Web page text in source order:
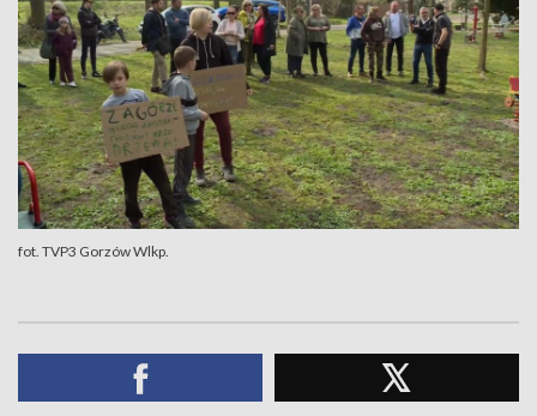
fot. TVP3 Gorzów Wlkp.